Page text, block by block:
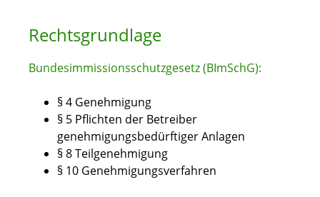
Rechtsgrundlage
Bundesimmissionsschutzgesetz (BImSchG):
§ 4 Genehmigung
§ 5 Pflichten der Betreiber
genehmigungsbedürftiger Anlagen
§ 8 Teilgenehmigung
§ 10 Genehmigungsverfahren